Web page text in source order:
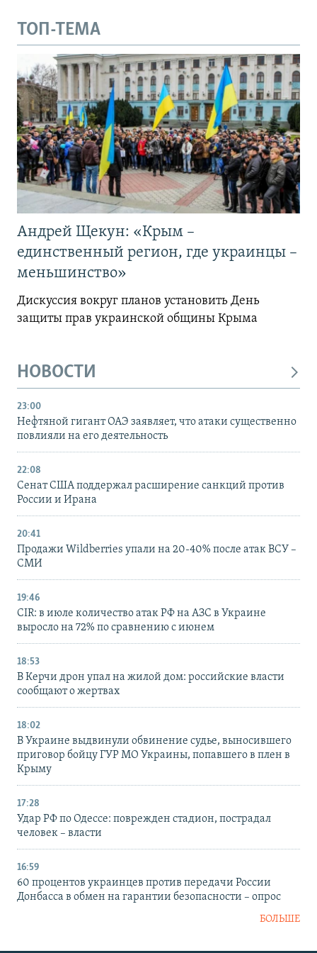
ТОП-ТЕМА
Андрей Щекун: «Крым –
единственный регион, где украинцы –
меньшинство»
Дискуссия вокруг планов установить День
защиты прав украинской общины Крыма
НОВОСТИ
23:00
Нефтяной гигант ОАЭ заявляет, что атаки существенно
повлияли на его деятельность
22:08
Сенат США поддержал расширение санкций против
России и Ирана
20:41
Продажи Wildberries упали на 20-40% после атак ВСУ –
СМИ
19:46
CIR: в июле количество атак РФ на АЗС в Украине
выросло на 72% по сравнению с июнем
18:53
В Керчи дрон упал на жилой дом: российские власти
сообщают о жертвах
18:02
В Украине выдвинули обвинение судье, выносившего
приговор бойцу ГУР МО Украины, попавшего в плен в
Крыму
17:28
Удар РФ по Одессе: поврежден стадион, пострадал
человек – власти
16:59
60 процентов украинцев против передачи России
Донбасса в обмен на гарантии безопасности – опрос
БОЛЬШЕ